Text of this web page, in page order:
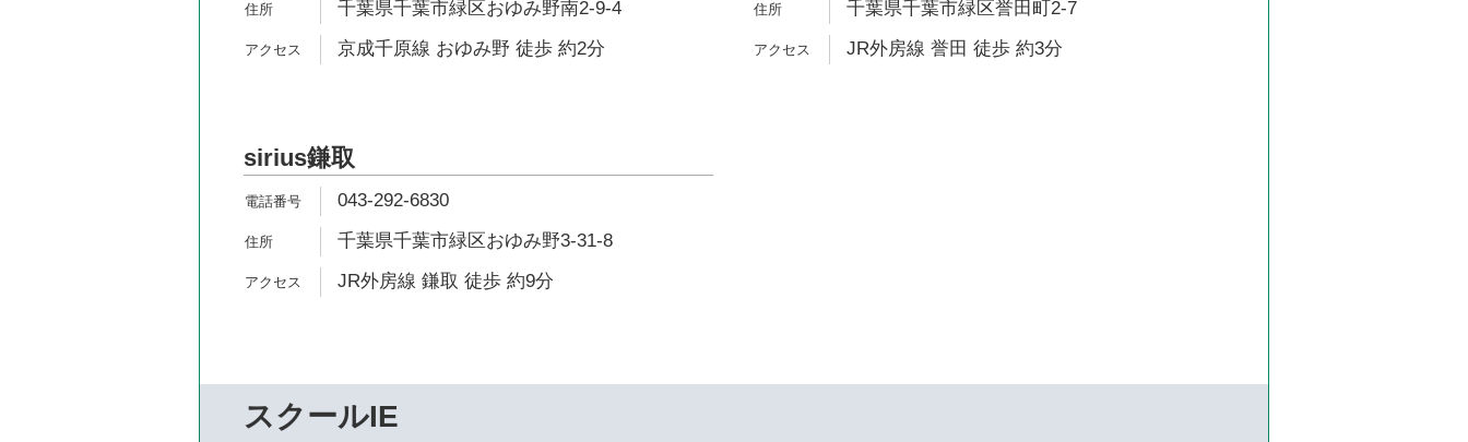
千葉県千葉市緑区おゆみ野南2-9-4
京成千原線 おゆみ野 徒歩 約2分
千葉県千葉市緑区誉田町2-7
JR外房線 誉田 徒歩 約3分
sirius鎌取
043-292-6830
千葉県千葉市緑区おゆみ野3-31-8
JR外房線 鎌取 徒歩 約9分
スクールIE